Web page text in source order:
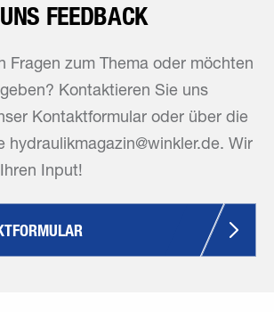
FEEDBACK
Fragen zum Thema oder möchten
Kontaktieren Sie uns
Kontaktformular oder über die
hydraulikmagazin@winkler.de. Wir
Input!